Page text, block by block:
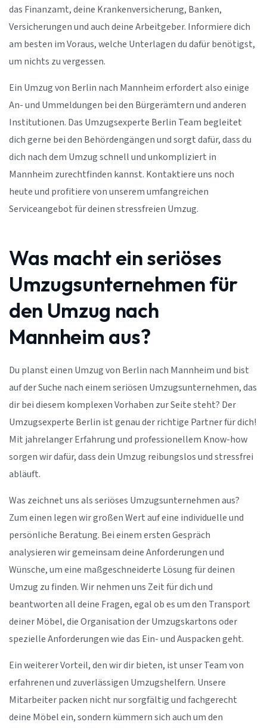
das Finanzamt, deine Krankenversicherung, Banken,
Versicherungen und auch deine Arbeitgeber. Informiere dich
am besten im Voraus, welche Unterlagen du dafür benötigst,
um nichts zu vergessen.
Ein Umzug von Berlin nach Mannheim erfordert also einige
An- und Ummeldungen bei den Bürgerämtern und anderen
Institutionen. Das Umzugsexperte Berlin Team begleitet
dich gerne bei den Behördengängen und sorgt dafür, dass du
dich nach dem Umzug schnell und unkompliziert in
Mannheim zurechtfinden kannst. Kontaktiere uns noch
heute und profitiere von unserem umfangreichen
Serviceangebot für deinen stressfreien Umzug.
Was macht ein seriöses
Umzugsunternehmen für
den Umzug nach
Mannheim aus?
Du planst einen Umzug von Berlin nach Mannheim und bist
auf der Suche nach einem seriösen Umzugsunternehmen, das
dir bei diesem komplexen Vorhaben zur Seite steht? Der
Umzugsexperte Berlin ist genau der richtige Partner für dich!
Mit jahrelanger Erfahrung und professionellem Know-how
sorgen wir dafür, dass dein Umzug reibungslos und stressfrei
abläuft.
Was zeichnet uns als seriöses Umzugsunternehmen aus?
Zum einen legen wir großen Wert auf eine individuelle und
persönliche Beratung. Bei einem ersten Gespräch
analysieren wir gemeinsam deine Anforderungen und
Wünsche, um eine maßgeschneiderte Lösung für deinen
Umzug zu finden. Wir nehmen uns Zeit für dich und
beantworten all deine Fragen, egal ob es um den Transport
deiner Möbel, die Organisation der Umzugskartons oder
spezielle Anforderungen wie das Ein- und Auspacken geht.
Ein weiterer Vorteil, den wir dir bieten, ist unser Team von
erfahrenen und zuverlässigen Umzugshelfern. Unsere
Mitarbeiter packen nicht nur sorgfältig und fachgerecht
deine Möbel ein, sondern kümmern sich auch um den